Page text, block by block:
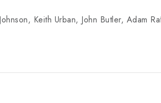
Keith Urban, John Butler, Adam